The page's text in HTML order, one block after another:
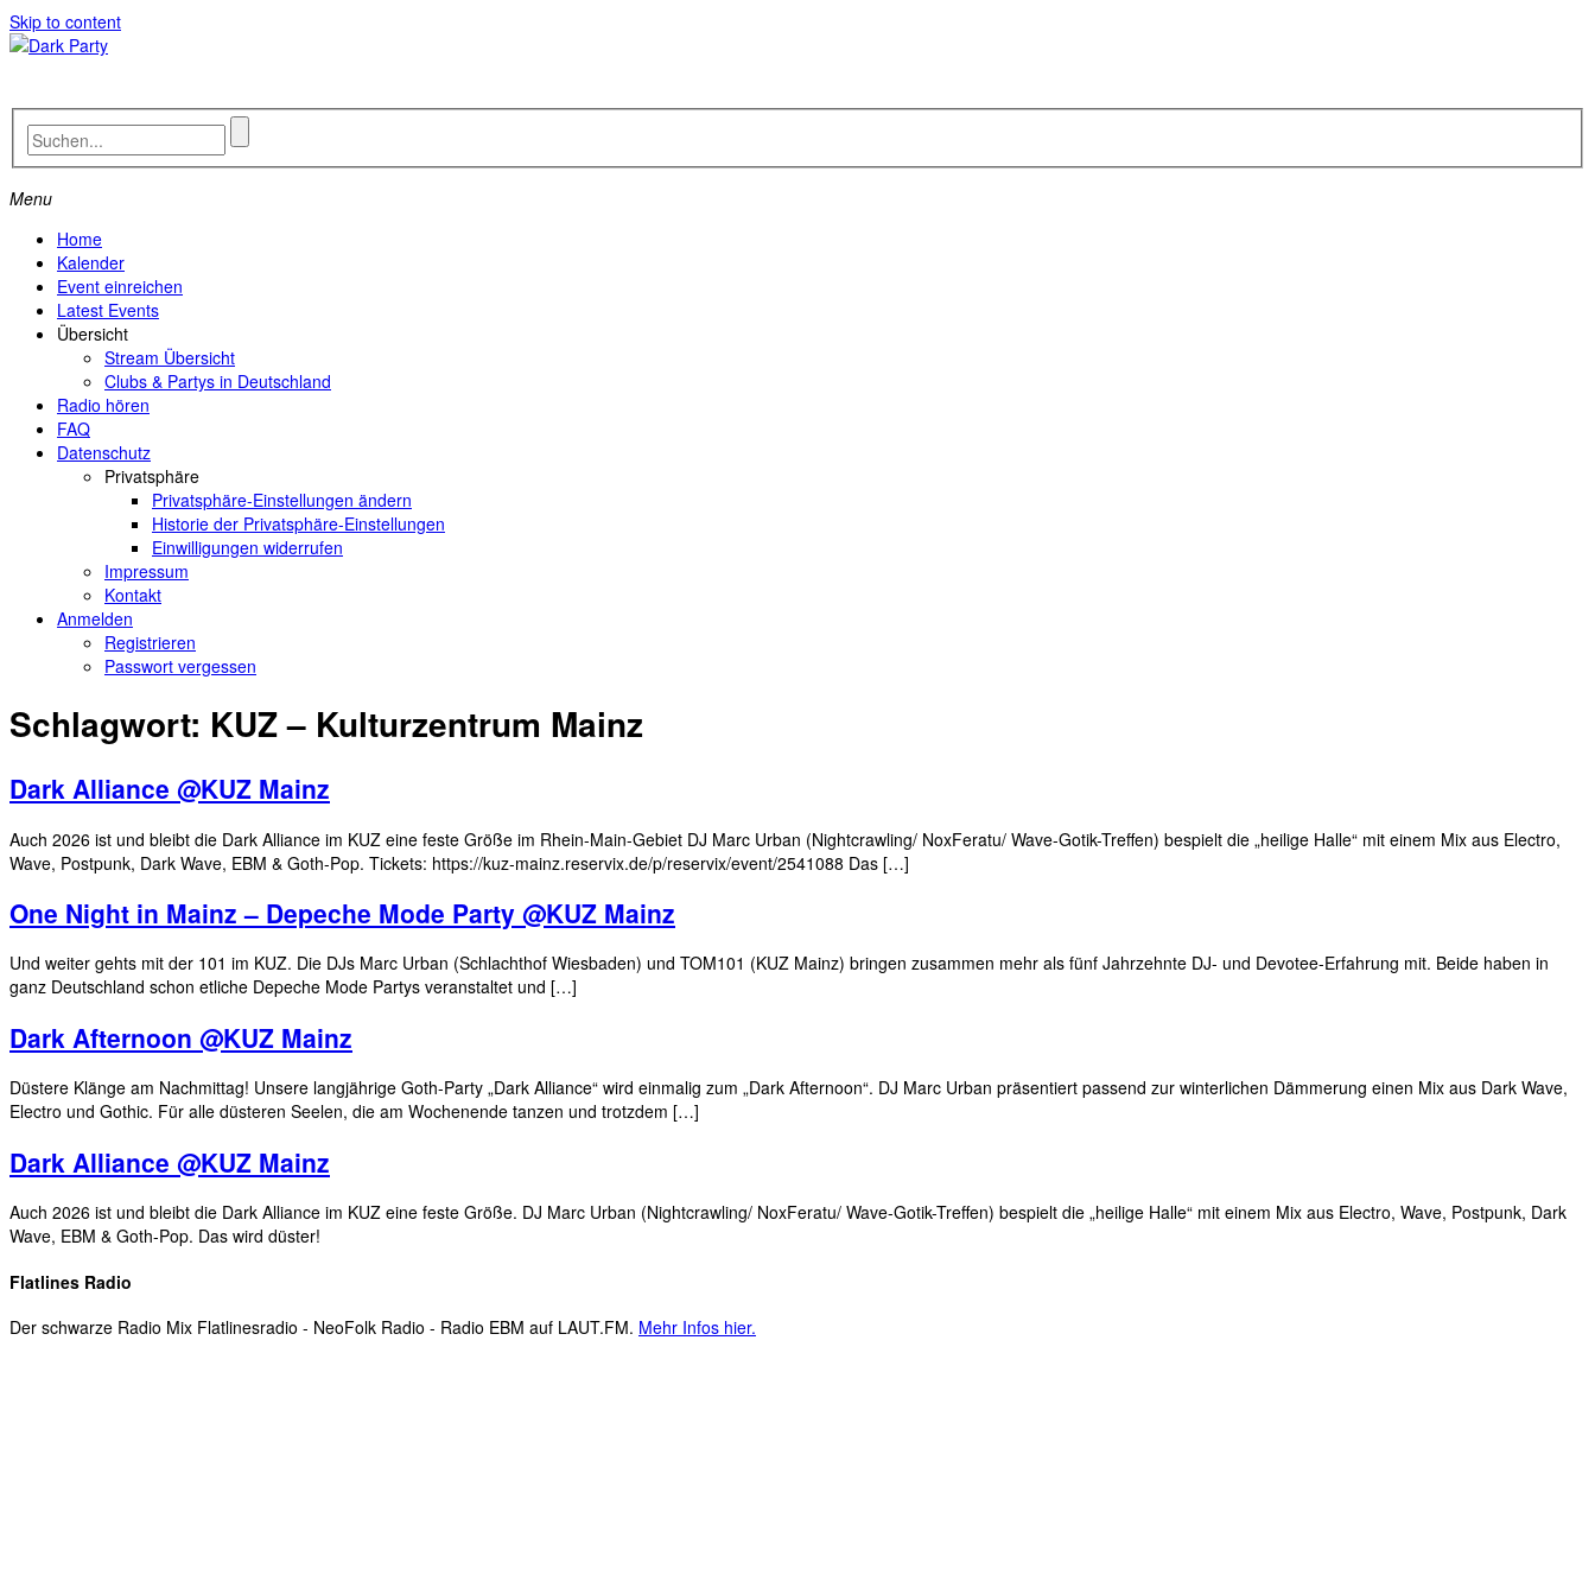
Skip to content
Menu
Home
Kalender
Event einreichen
Latest Events
Übersicht
Stream Übersicht
Clubs & Partys in Deutschland
Radio hören
FAQ
Datenschutz
Privatsphäre
Privatsphäre-Einstellungen ändern
Historie der Privatsphäre-Einstellungen
Einwilligungen widerrufen
Impressum
Kontakt
Anmelden
Registrieren
Passwort vergessen
Schlagwort: KUZ – Kulturzentrum Mainz
Dark Alliance @KUZ Mainz
Auch 2026 ist und bleibt die Dark Alliance im KUZ eine feste Größe im Rhein-Main-Gebiet DJ Marc Urban (Nightcrawling/ NoxFeratu/ Wave-Gotik-Treffen) bespielt die „heilige Halle“ mit einem Mix aus Electro,
Wave, Postpunk, Dark Wave, EBM & Goth-Pop. Tickets: https://kuz-mainz.reservix.de/p/reservix/event/2541088 Das […]
One Night in Mainz – Depeche Mode Party @KUZ Mainz
Und weiter gehts mit der 101 im KUZ. Die DJs Marc Urban (Schlachthof Wiesbaden) und TOM101 (KUZ Mainz) bringen zusammen mehr als fünf Jahrzehnte DJ- und Devotee-Erfahrung mit. Beide haben in
ganz Deutschland schon etliche Depeche Mode Partys veranstaltet und […]
Dark Afternoon @KUZ Mainz
Düstere Klänge am Nachmittag! Unsere langjährige Goth-Party „Dark Alliance“ wird einmalig zum „Dark Afternoon“. DJ Marc Urban präsentiert passend zur winterlichen Dämmerung einen Mix aus Dark Wave,
Electro und Gothic. Für alle düsteren Seelen, die am Wochenende tanzen und trotzdem […]
Dark Alliance @KUZ Mainz
Auch 2026 ist und bleibt die Dark Alliance im KUZ eine feste Größe. DJ Marc Urban (Nightcrawling/ NoxFeratu/ Wave-Gotik-Treffen) bespielt die „heilige Halle“ mit einem Mix aus Electro, Wave, Postpunk, Dark
Wave, EBM & Goth-Pop. Das wird düster!
Flatlines Radio
Der schwarze Radio Mix Flatlinesradio - NeoFolk Radio - Radio EBM auf LAUT.FM. Mehr Infos hier.